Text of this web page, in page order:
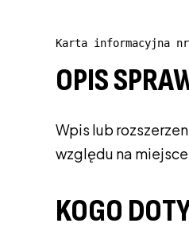
Karta informacyjna
OPIS
Wpis lub
względu na
KOGO